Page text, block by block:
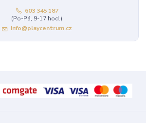
603 345 187
(Po-Pá, 9-17 hod.)
info@playcentrum.cz